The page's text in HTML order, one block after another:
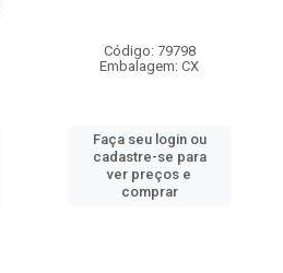
Código: 79798
Embalagem: CX
Faça seu login ou
cadastre-se para
ver preços e
comprar